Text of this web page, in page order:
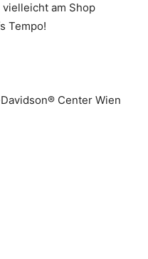
am Shop
Tempo!
Center Wien